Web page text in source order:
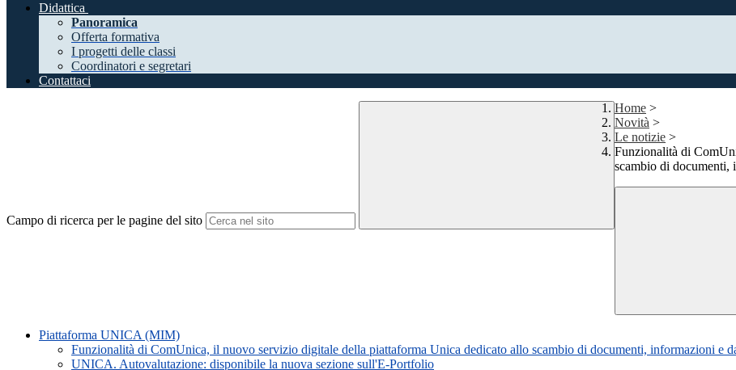
Didattica
Panoramica
Offerta formativa
I progetti delle classi
Coordinatori e segretari
Contattaci
Campo di ricerca per le pagine del sito
Home >
Novità >
Le notizie >
Funzionalità di
scambio di documenti,
Piattaforma UNICA (MIM)
Funzionalità di ComUnica, il nuovo servizio digitale della piattaforma Unica dedicato allo scambio di documenti, informazioni e
UNICA. Autovalutazione: disponibile la nuova sezione sull'E-Portfolio